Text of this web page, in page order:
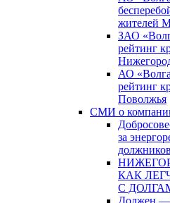
жителей
ЗАО
рейтинг
АО
рейтинг
Поволжья
СМИ о
за
должников
КАК
С